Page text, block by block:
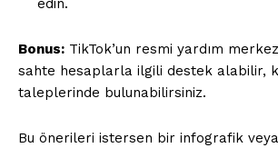
edin.
Bonus: TikTok’un resmi yardım
sahte hesaplarla ilgili destek alabilir,
taleplerinde bulunabilirsiniz.
Bu önerileri istersen bir infografik veya